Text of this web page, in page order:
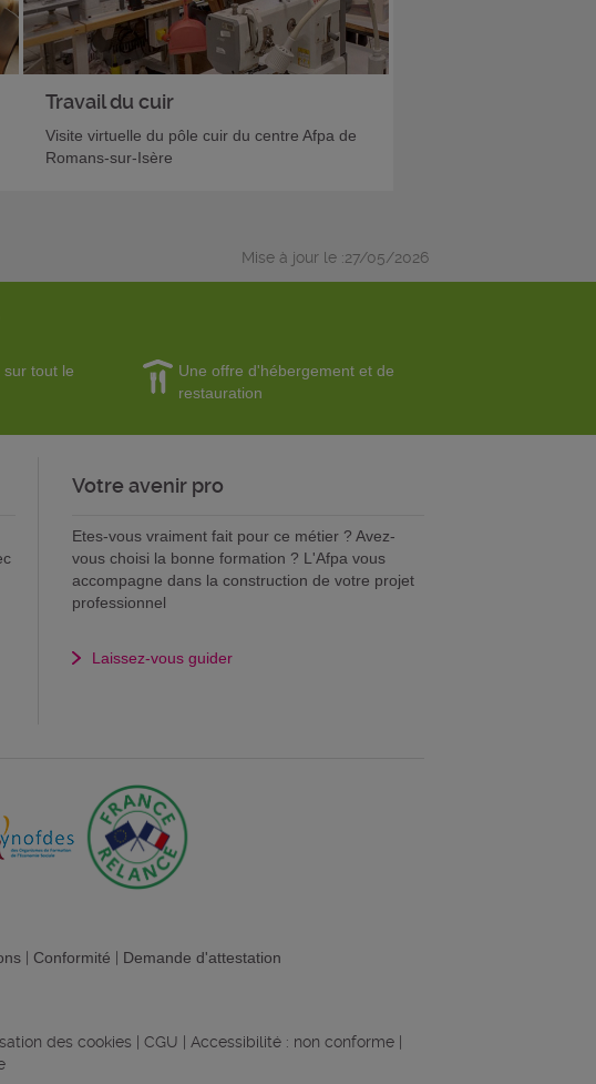
Travail du cuir
Visite virtuelle du pôle cuir du centre Afpa de
Romans-sur-Isère
Mise à jour le :27/05/2026
sur tout le
Une offre d'hébergement et de
restauration
Votre avenir pro
Etes-vous vraiment fait pour ce métier ? Avez-
vous choisi la bonne formation ? L'Afpa vous
accompagne dans la construction de votre projet
professionnel
Laissez-vous guider
Conformité Demande d'attestation
des cookies CGU Accessibilité : non conforme